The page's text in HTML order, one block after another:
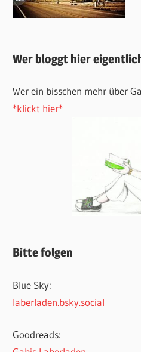
Wer bloggt hier
Wer ein bisschen mehr über
*klickt hier*
Bitte folgen
Blue Sky:
laberladen.bsky.social
Goodreads: